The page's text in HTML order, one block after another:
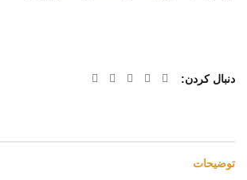
دنبال کردن
توضیحات